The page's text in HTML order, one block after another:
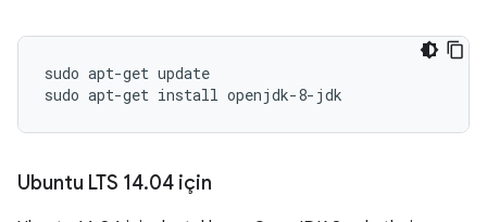
sudo apt-get update
Ubuntu LTS 14.04 için